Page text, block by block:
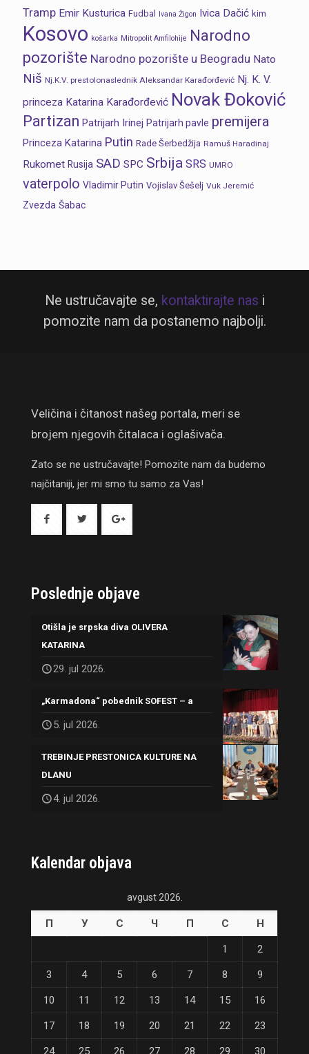
Tramp Emir Kusturica Fudbal Ivana Žigon Ivica Dačić kim
Kosovo košarka Mitropolit Amfilohije Narodno
pozorište Narodno pozorište u Beogradu Nato
Niš Nj.K.V. prestolonaslednik Aleksandar Karađorđević Nj. K. V.
princeza Katarina Karađorđević Novak Đoković
Partizan Patrijarh Irinej Patrijarh pavle premijera
Princeza Katarina Putin Rade Šerbedžija Ramuš Haradinaj
Rukomet Rusija SAD SPC Srbija SRS UMRO
vaterpolo Vladimir Putin Vojislav Šešelj Vuk Jeremić
Zvezda Šabac
Ne ustručavajte se, kontaktirajte nas i
pomozite nam da postanemo najbolji.
Veličina i čitanost našeg portala, meri se
brojem njegovih čitalaca i oglašivača.
Zato se ne ustručavajte! Pomozite nam da budemo
najčitaniji, jer mi smo tu samo za Vas!
Poslednje objave
Otišla je srpska diva OLIVERA
KATARINA
29. jul 2026.
„Karmadona“ pobednik SOFEST – a
5. jul 2026.
TREBINJE PRESTONICA KULTURE NA
DLANU
4. jul 2026.
Kalendar objava
avgust 2026.
П У С Ч П С Н
1 2
3 4 5 6 7 8 9
10 11 12 13 14 15 16
17 18 19 20 21 22 23
24 25 26 27 28 29 30